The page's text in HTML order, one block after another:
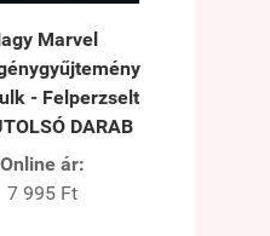
Marvel
- Felperzselt
DARAB
Online ár:
7 995 Ft